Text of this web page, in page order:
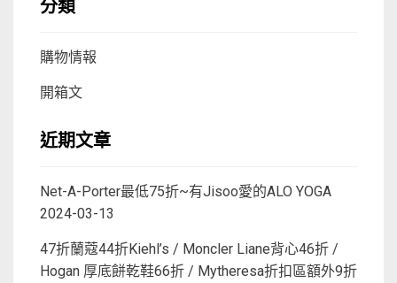
分類
購物情報
開箱文
近期文章
Net-A-Porter最低75折~有Jisoo愛的ALO YOGA
2024-03-13
47折蘭蔻44折Kiehl’s / Moncler Liane背心46折 /
Hogan 厚底餅乾鞋66折 / Mytheresa折扣區額外9折